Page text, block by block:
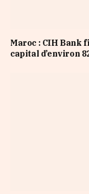
Maroc : CIH Bank
capital d’environ